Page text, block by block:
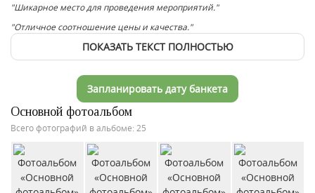
"Шикарное место для проведения мероприятий."
"Отличное соотношение цены и качества."
ПОКАЗАТЬ ТЕКСТ ПОЛНОСТЬЮ
Запланировать дату банкета
Основной фотоальбом
Всего фотографий в альбоме: 25